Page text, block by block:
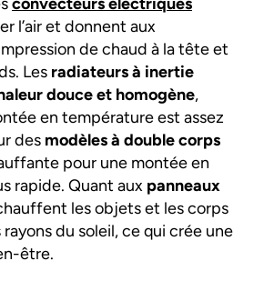
l’air et donnent aux
de chaud à la tête et
Les radiateurs à inertie
douce et homogène,
en température est assez
des modèles à double corps
pour une montée en
rapide. Quant aux panneaux
les objets et les corps
rayons du soleil, ce qui crée une
être.